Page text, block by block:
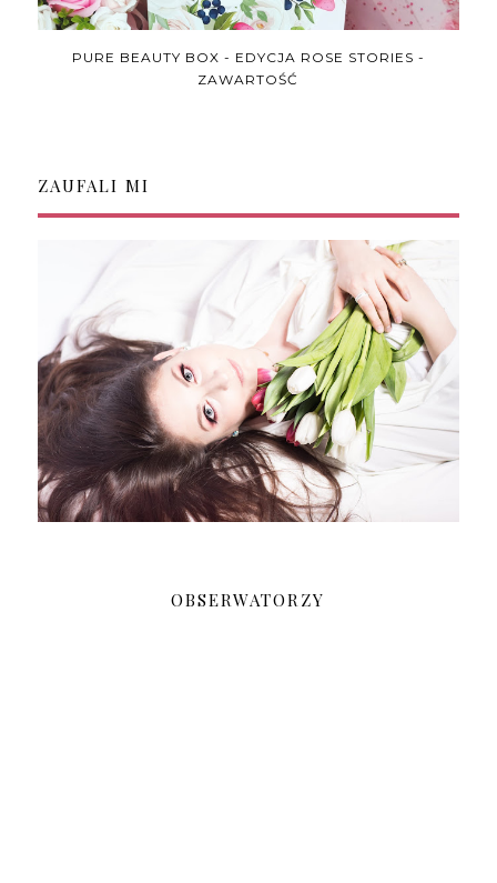
PURE BEAUTY BOX - EDYCJA ROSE STORIES -
ZAWARTOŚĆ
ZAUFALI MI
OBSERWATORZY